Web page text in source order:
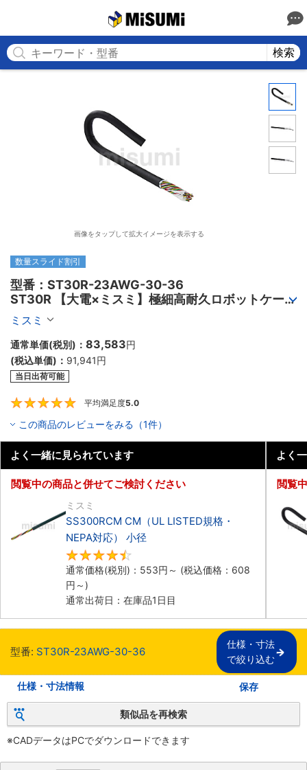
検索
画像をタップして拡大イメージを表示する
数量スライド割引
型番：ST30R-23AWG-30-36
ST30R 【大電×ミスミ】極細高耐久ロボットケーブ
ル（シールド無・有）
ミスミ
通常単価(税別)： 83,583円
(税込単価)： 91,941円
当日出荷可能
平均満足度5.0
この商品のレビューをみる（1件）
よく一緒に見られています
閲覧中の商品と併せてご検討ください
ミスミ
SS300RCM CM（UL LISTED規格・
NEPA対応） 小径
通常価格(税別)： 553円 ～ (税込価格： 608
円 ～)
通常出荷日：在庫品1日目
よく
閲覧
型番: ST30R-23AWG-30-36
仕様・寸法
で絞り込む
仕様・寸法情報 保存
類似品を再検索
※CADデータはPCでダウンロードできます